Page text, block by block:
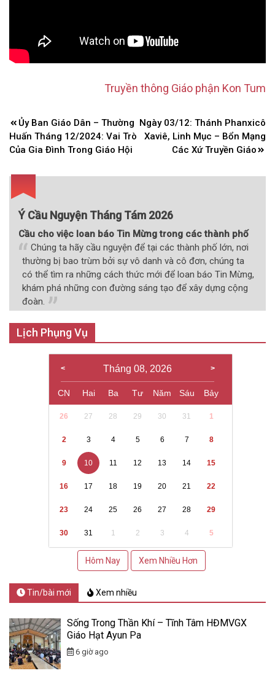
Truyền thông Giáo phận Kon Tum
Điều
hướng
bài
Ủy Ban Giáo Dân – Thường
Huấn Tháng 12/2024: Vai Trò
Của Gia Đình Trong Giáo Hội
Ngày 03/12: Thánh Phanxicô
Xaviê, Linh Mục – Bổn Mạng
Các Xứ Truyền Giáo
Ý Cầu Nguyện Tháng Tám 2026
Cầu cho việc loan báo Tin Mừng trong các thành phố
Chúng ta hãy cầu nguyện để tại các thành phố lớn, nơi
thường bị bao trùm bởi sự vô danh và cô đơn, chúng ta
có thể tìm ra những cách thức mới để loan báo Tin Mừng,
khám phá những con đường sáng tạo để xây dựng cộng
đoàn.
Lịch Phụng Vụ
Tháng 08, 2026
CN Hai Ba Tư Năm Sáu Bảy
26 27 28 29 30 31 1
2 3 4 5 6 7 8
9 10 11 12 13 14 15
16 17 18 19 20 21 22
23 24 25 26 27 28 29
30 31 1 2 3 4 5
Hôm Nay Xem Nhiều Hơn
Tin/bài mới Xem nhiều
Sống Trong Thần Khí – Tĩnh Tâm HĐMVGX
Giáo Hạt Ayun Pa
6 giờ ago